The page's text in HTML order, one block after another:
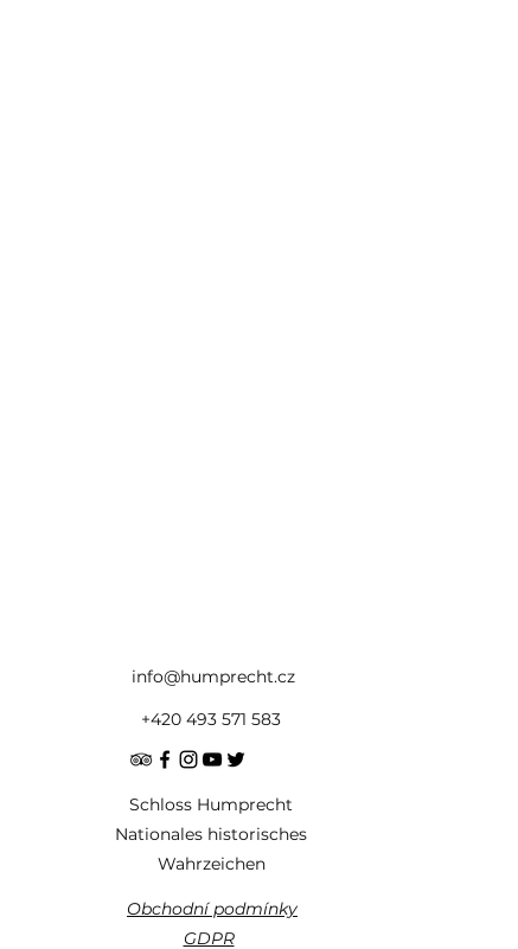
info@humprecht.cz
+420 493 571 583
Schloss Humprecht
Nationales historisches
Wahrzeichen
Obchodní podmínky
GDPR